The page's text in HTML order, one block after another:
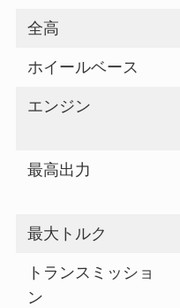
全高
ホイールベース
エンジン
最高出力
最大トルク
トランスミッショ
ン